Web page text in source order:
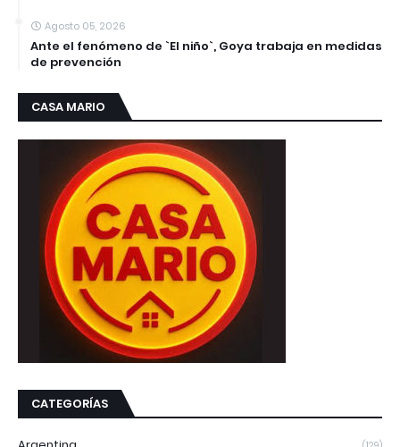
Agosto 05, 2026
Ante el fenómeno de `El niño`, Goya trabaja en medidas
de prevención
CASA MARIO
CATEGORÍAS